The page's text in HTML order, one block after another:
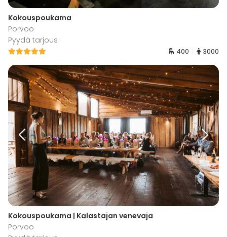
Kokouspoukama
Porvoo
Pyydä tarjous
400 3000
Kokouspoukama | Kalastajan venevaja
Porvoo